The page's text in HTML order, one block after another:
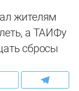
жителям
а ТАИФу
сбросы